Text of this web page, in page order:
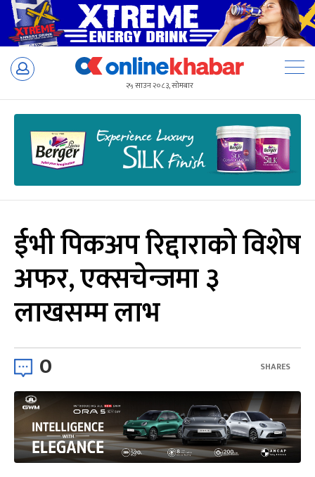
Skip
२५ साउन २०८३, सोमबार
ईभी पिकअप रिद्दाराको विशेष
अफर, एक्सचेन्जमा ३
लाखसम्म लाभ
0 SHARES